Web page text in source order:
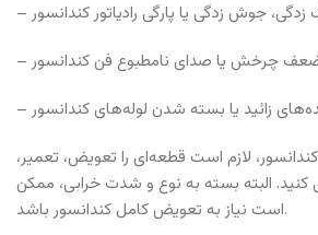
زدگی، جوش زدگی یا پارگی رادیاتور کندانسور
چرخش یا صدای نامطبوع فن کندانسور
زائید یا بسته شدن لوله‌های کندانسور
لازم است قطعه‌ای را تعویض، تعمیر،
کنید. البته بسته به نوع و شدت خرابی، ممکن
است نیاز به تعویض کامل کندانسور باشد.